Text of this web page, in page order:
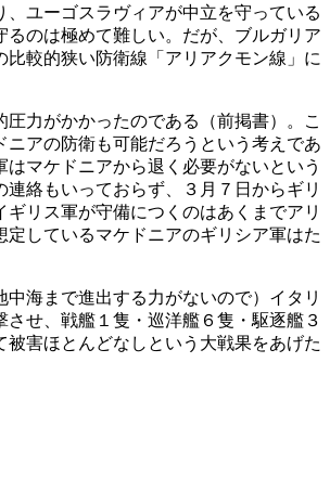
ユーゴスラヴィアが中立を守っている
のは極めて難しい。だが、ブルガリア
較的狭い防衛線「アリアクモン線」に
力がかかったのである（前掲書）。こ
アの防衛も可能だろうという考えであ
マケドニアから退く必要がないという
絡もいっておらず、３月７日からギリ
リス軍が守備につくのはあくまでアリ
しているマケドニアのギリシア軍はた
海まで進出する力がないので）イタリ
せ、戦艦１隻・巡洋艦６隻・駆逐艦３
害ほとんどなしという大戦果をあげた